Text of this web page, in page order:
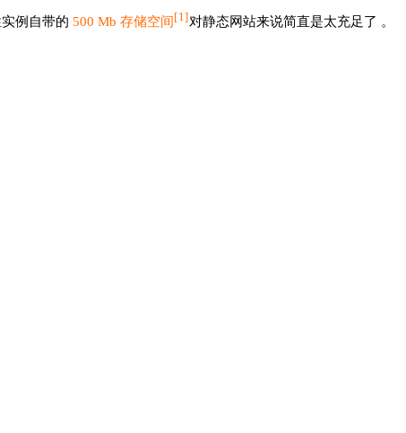
例自带的 500 Mb 存储空间 [1]对静态网站来说简直是太充足了 。